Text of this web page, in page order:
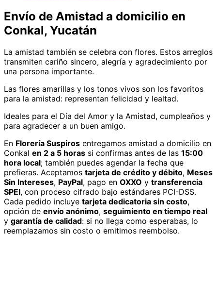
Envío de Amistad a domicilio en
Conkal, Yucatán
La amistad también se celebra con flores. Estos arreglos
transmiten cariño sincero, alegría y agradecimiento por
una persona importante.
Las flores amarillas y los tonos vivos son los favoritos
para la amistad: representan felicidad y lealtad.
Ideales para el Día del Amor y la Amistad, cumpleaños y
para agradecer a un buen amigo.
En Florería Suspiros entregamos amistad a domicilio en
Conkal en 2 a 5 horas si confirmas antes de las 15:00
hora local; también puedes agendar la fecha que
prefieras. Aceptamos tarjeta de crédito y débito, Meses
Sin Intereses, PayPal, pago en OXXO y transferencia
SPEI, con proceso cifrado bajo estándares PCI-DSS.
Cada pedido incluye tarjeta dedicatoria sin costo,
opción de envío anónimo, seguimiento en tiempo real
y garantía de calidad: si no llega como esperabas, lo
reemplazamos sin costo o emitimos reembolso.